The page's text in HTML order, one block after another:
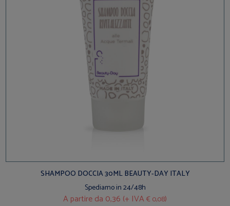
SHAMPOO DOCCIA 30ML BEAUTY-DAY ITALY
Spediamo in 24/48h
A partire da 0,36 (+ IVA€ 0,08)